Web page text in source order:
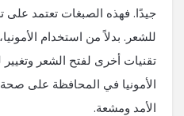
جيدًا. فهذه الصبغات تعتمد على
للشعر. بدلاً من استخدام
تقنيات أخرى لفتح الشعر
الأمونيا في المحافظة على صحة
الأمد ومشعة.